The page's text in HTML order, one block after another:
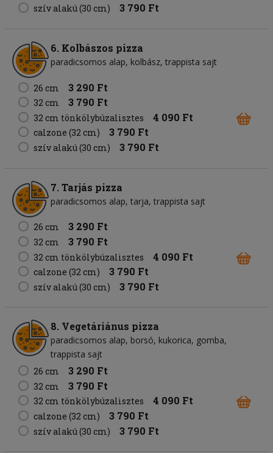
szív alakú (30 cm) 3 790 Ft
6. Kolbászos pizza
paradicsomos alap kolbász trappista sajt
26 cm 3 290 Ft
32 cm 3 790 Ft
32 cm tönkölybúzalisztes 4 090 Ft
calzone (32 cm) 3 790 Ft
szív alakú (30 cm) 3 790 Ft
7. Tarjás pizza
paradicsomos alap tarja trappista sajt
26 cm 3 290 Ft
32 cm 3 790 Ft
32 cm tönkölybúzalisztes 4 090 Ft
calzone (32 cm) 3 790 Ft
szív alakú (30 cm) 3 790 Ft
8. Vegetáriánus pizza
paradicsomos alap borsó kukorica gomba
trappista sajt
26 cm
3 290 Ft
32 cm 3 790 Ft
32 cm tönkölybúzalisztes 4 090 Ft
calzone (32 cm) 3 790 Ft
szív alakú (30 cm) 3 790 Ft